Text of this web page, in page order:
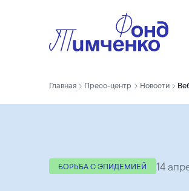
Главная Пресс-центр Новости
БОРЬБА С ЭПИДЕМИЕЙ 14